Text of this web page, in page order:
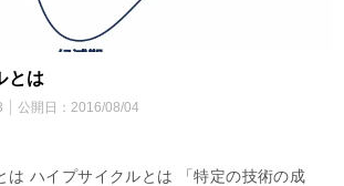
とは
公開日： 2016/08/04
は ハイプサイクルとは 「特定の技術の成